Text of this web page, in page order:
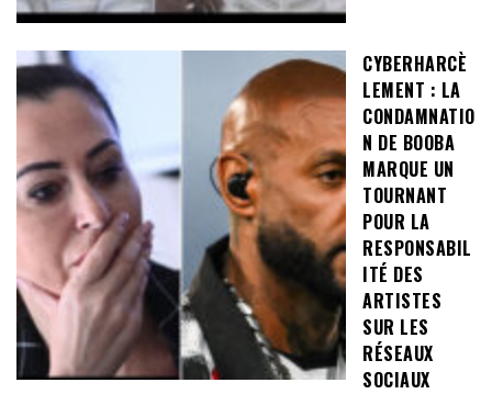
CYBERHARCÈ
LEMENT : LA
CONDAMNATIO
N DE BOOBA
MARQUE UN
TOURNANT
POUR LA
RESPONSABIL
ITÉ DES
ARTISTES
SUR LES
RÉSEAUX
SOCIAUX